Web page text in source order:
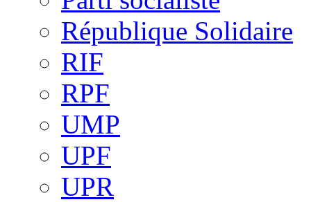
République Solidaire
RIF
RPF
UMP
UPF
UPR